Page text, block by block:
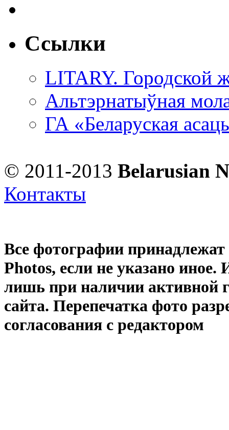
Ссылки
LITARY. Городской
Альтэрнатыўная
ГА «Беларуская
© 2011-2013 Belarusian
Контакты
Все фотографии
Photos, если не указано иное.
лишь при наличии активной
сайта. Перепечатка фото
согласования с редактором